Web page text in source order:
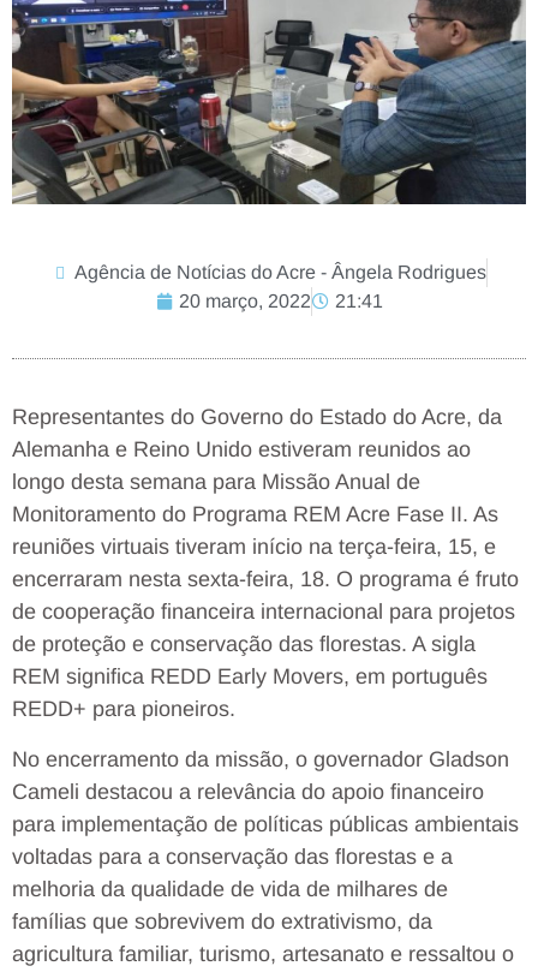
Agência de Notícias do Acre - Ângela Rodrigues
20 março, 2022
21:41
Representantes do Governo do Estado do Acre, da
Alemanha e Reino Unido estiveram reunidos ao
longo desta semana para Missão Anual de
Monitoramento do Programa REM Acre Fase II. As
reuniões virtuais tiveram início na terça-feira, 15, e
encerraram nesta sexta-feira, 18. O programa é fruto
de cooperação financeira internacional para projetos
de proteção e conservação das florestas. A sigla
REM significa REDD Early Movers, em português
REDD+ para pioneiros.
No encerramento da missão, o governador Gladson
Cameli destacou a relevância do apoio financeiro
para implementação de políticas públicas ambientais
voltadas para a conservação das florestas e a
melhoria da qualidade de vida de milhares de
famílias que sobrevivem do extrativismo, da
agricultura familiar, turismo, artesanato e ressaltou o